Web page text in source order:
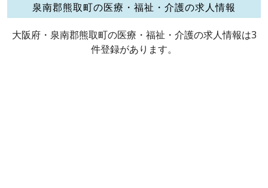
泉南郡熊取町の医療・福祉・介護の求人情報
大阪府・泉南郡熊取町の医療・福祉・介護の求人情報は3
件登録があります。